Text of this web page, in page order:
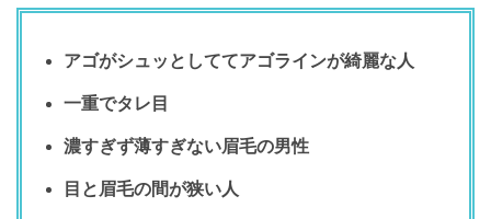
アゴがシュッとしててアゴラインが綺麗な人
一重でタレ目
濃すぎず薄すぎない眉毛の男性
目と眉毛の間が狭い人